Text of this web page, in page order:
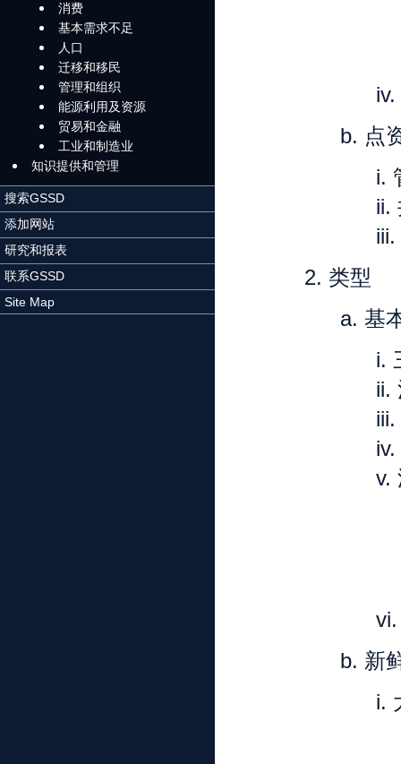
消费
基本需求不足
人口
迁移和移民
管理和组织
能源利用及资源
贸易和金融
工业和制造业
知识提供和管理
搜索GSSD
添加网站
研究和报表
联系GSSD
Site Map
iv.
b. 点
i.
ii.
iii.
2. 类型
a. 基
i.
ii.
iii.
iv.
v.
b. 新
i.